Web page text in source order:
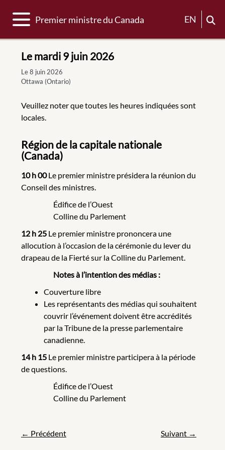
Basculer la navigation
Premier ministre du Canada EN
Le mardi 9 juin 2026
Le 8 juin 2026
Ottawa (Ontario)
Veuillez noter que toutes les heures indiquées sont
locales.
Région de la capitale nationale
(Canada)
10 h 00Le premier ministre présidera la réunion du
Conseil des ministres.
Édifice de l’Ouest
Colline du Parlement
12 h 25 Le premier ministre prononcera une
allocution à l’occasion de la cérémonie du lever du
drapeau de la Fierté sur la Colline du Parlement.
Notes à l’intention des médias :
Couverture libre
Les représentants des médias qui souhaitent
couvrir l’événement doivent être accrédités
par la Tribune de la presse parlementaire
canadienne.
14 h 15 Le premier ministre participera à la période
de questions.
Édifice de l’Ouest
Colline du Parlement
← Précédent Suivant →